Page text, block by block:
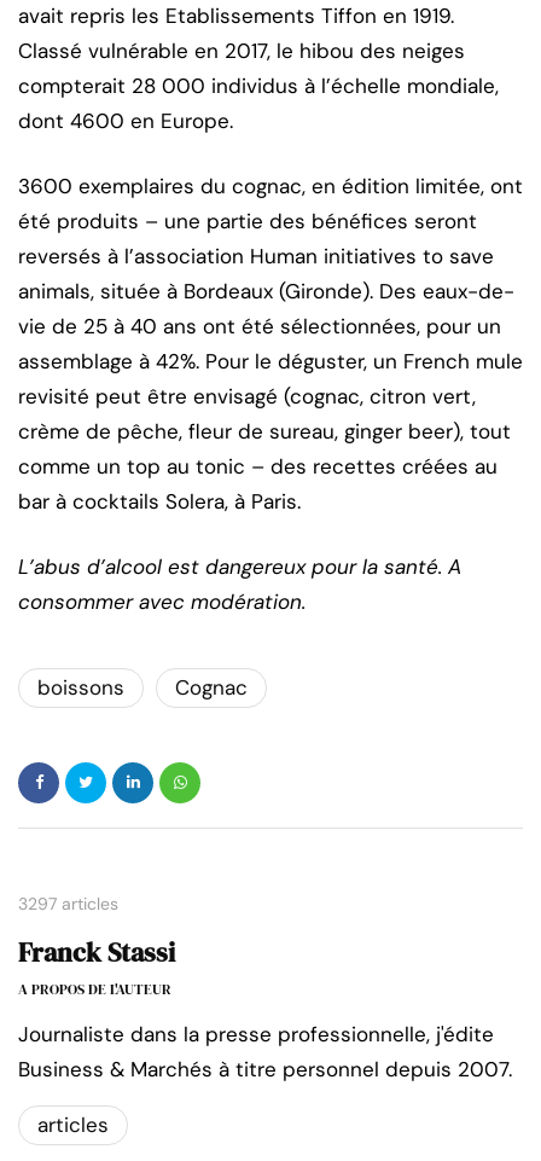
avait repris les Etablissements Tiffon en 1919.
Classé vulnérable en 2017, le hibou des neiges
compterait 28 000 individus à l’échelle mondiale,
dont 4600 en Europe.
3600 exemplaires du cognac, en édition limitée, ont
été produits – une partie des bénéfices seront
reversés à l’association Human initiatives to save
animals, située à Bordeaux (Gironde). Des eaux-de-
vie de 25 à 40 ans ont été sélectionnées, pour un
assemblage à 42%. Pour le déguster, un French mule
revisité peut être envisagé (cognac, citron vert,
crème de pêche, fleur de sureau, ginger beer), tout
comme un top au tonic – des recettes créées au
bar à cocktails Solera, à Paris.
L’abus d’alcool est dangereux pour la santé. A
consommer avec modération.
boissons Cognac
3297 articles
Franck Stassi
A PROPOS DE L'AUTEUR
Journaliste dans la presse professionnelle, j'édite
Business & Marchés à titre personnel depuis 2007.
articles